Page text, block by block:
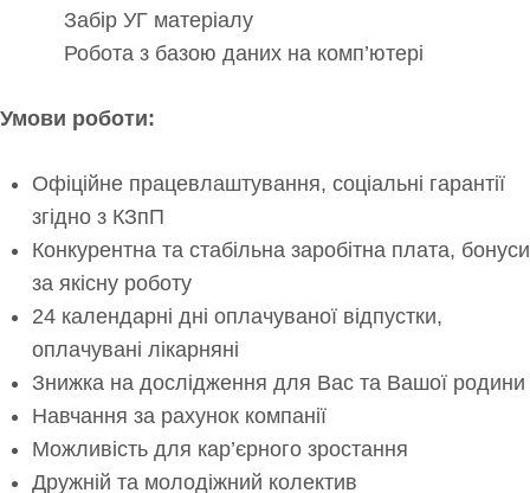
Забір УГ матеріалу
Робота з базою даних на комп’ютері
Умови роботи:
Офіційне працевлаштування, соціальні гарантії
згідно з КЗпП
Конкурентна та стабільна заробітна плата, бонуси
за якісну роботу
24 календарні дні оплачуваної відпустки,
оплачувані лікарняні
Знижка на дослідження для Вас та Вашої родини
Навчання за рахунок компанії
Можливість для кар’єрного зростання
Дружній та молодіжний колектив